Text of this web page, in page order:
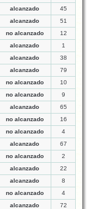
alcanzado
45
alcanzado
51
no alcanzado
12
alcanzado
1
alcanzado
38
alcanzado
79
no alcanzado
10
no alcanzado
9
alcanzado
65
no alcanzado
16
no alcanzado
4
alcanzado
67
no alcanzado
2
alcanzado
22
alcanzado
8
no alcanzado
4
alcanzado
72